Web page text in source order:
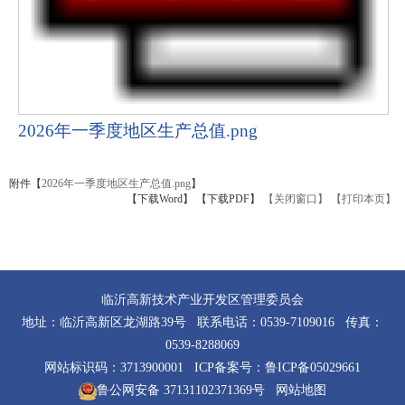
2026年一季度地区生产总值.png
附件【2026年一季度地区生产总值.png】
【下载Word】
【下载PDF】 【关闭窗口】 【打印本页】
临沂高新技术产业开发区管理委员会
地址：临沂高新区龙湖路39号 联系电话：0539-7109016 传真：
0539-8288069
网站标识码：3713900001 ICP备案号： 鲁ICP备05029661
鲁公网安备 37131102371369号
网站地图